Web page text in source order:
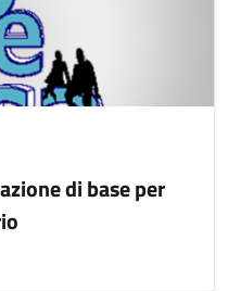
di base per